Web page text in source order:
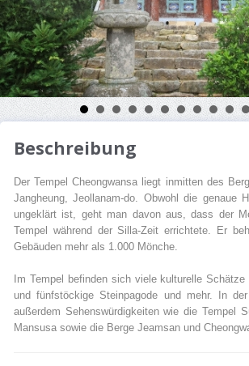
Beschreibung
Der Tempel Cheongwansa liegt inmitten des
Jangheung, Jeollanam-do. Obwohl die genaue
ungeklärt ist, geht man davon aus, dass der
Tempel während der Silla-Zeit errichtete. Er
Gebäuden mehr als 1.000 Mönche.
Im Tempel befinden sich viele kulturelle
und fünfstöckige Steinpagode und mehr. In
außerdem Sehenswürdigkeiten wie die Tempel
Mansusa sowie die Berge Jeamsan und